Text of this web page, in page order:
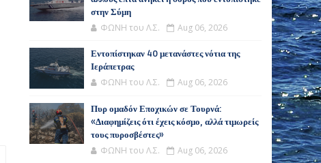
στην Σύμη
ΦΩΝΗ του Λ.Σ. Aug 06, 2026
Εντοπίστηκαν 40 μετανάστες νότια της
Ιεράπετρας
ΦΩΝΗ του Λ.Σ. Aug 06, 2026
Πυρ ομαδόν Εποχικών σε Τουρνά:
«Διαφημίζεις ότι έχεις κόσμο, αλλά τιμωρείς
τους πυροσβέστες»
ΦΩΝΗ του Λ.Σ. Aug 06, 2026